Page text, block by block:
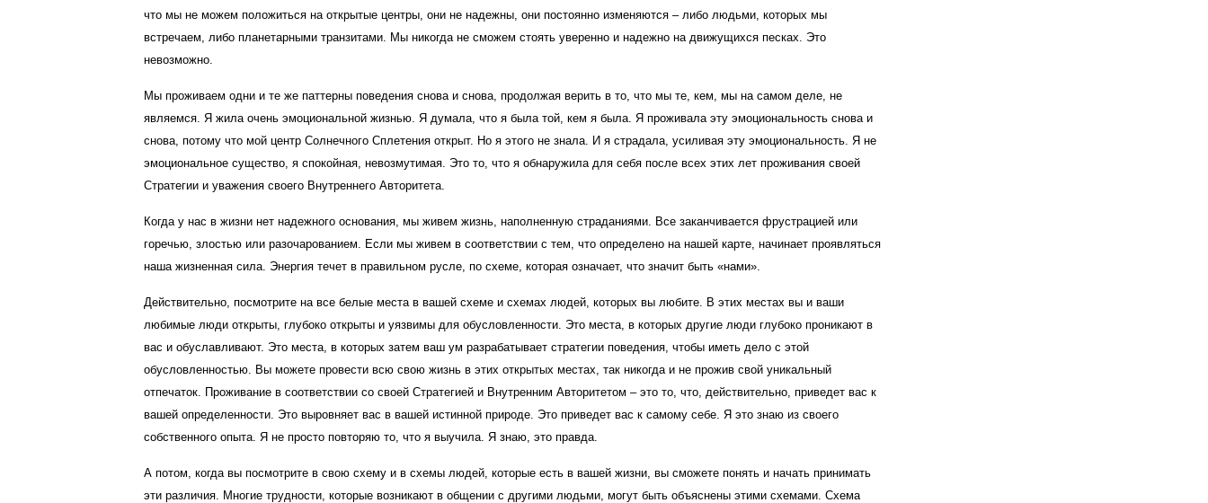
что мы не можем положиться на открытые центры, они не надежны, они постоянно изменяются – либо людьми, которых мы
встречаем, либо планетарными транзитами. Мы никогда не сможем стоять уверенно и надежно на движущихся песках. Это
невозможно.
Мы проживаем одни и те же паттерны поведения снова и снова, продолжая верить в то, что мы те, кем, мы на самом деле, не
являемся. Я жила очень эмоциональной жизнью. Я думала, что я была той, кем я была. Я проживала эту эмоциональность снова и
снова, потому что мой центр Солнечного Сплетения открыт. Но я этого не знала. И я страдала, усиливая эту эмоциональность. Я не
эмоциональное существо, я спокойная, невозмутимая. Это то, что я обнаружила для себя после всех этих лет проживания своей
Стратегии и уважения своего Внутреннего Авторитета.
Когда у нас в жизни нет надежного основания, мы живем жизнь, наполненную страданиями. Все заканчивается фрустрацией или
горечью, злостью или разочарованием. Если мы живем в соответствии с тем, что определено на нашей карте, начинает проявляться
наша жизненная сила. Энергия течет в правильном русле, по схеме, которая означает, что значит быть «нами».
Действительно, посмотрите на все белые места в вашей схеме и схемах людей, которых вы любите. В этих местах вы и ваши
любимые люди открыты, глубоко открыты и уязвимы для обусловленности. Это места, в которых другие люди глубоко проникают в
вас и обуславливают. Это места, в которых затем ваш ум разрабатывает стратегии поведения, чтобы иметь дело с этой
обусловленностью. Вы можете провести всю свою жизнь в этих открытых местах, так никогда и не прожив свой уникальный
отпечаток. Проживание в соответствии со своей Стратегией и Внутренним Авторитетом – это то, что, действительно, приведет вас к
вашей определенности. Это выровняет вас в вашей истинной природе. Это приведет вас к самому себе. Я это знаю из своего
собственного опыта. Я не просто повторяю то, что я выучила. Я знаю, это правда.
А потом, когда вы посмотрите в свою схему и в схемы людей, которые есть в вашей жизни, вы сможете понять и начать принимать
эти различия. Многие трудности, которые возникают в общении с другими людьми, могут быть объяснены этими схемами. Схема